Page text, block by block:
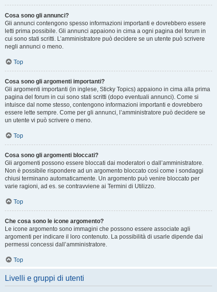
Cosa sono gli annunci?
Gli annunci contengono spesso informazioni importanti e dovrebbero essere
letti prima possibile. Gli annunci appaiono in cima a ogni pagina del forum in
cui sono stati scritti. L’amministratore può decidere se un utente può scrivere
negli annunci o meno.
Top
Cosa sono gli argomenti importanti?
Gli argomenti importanti (in inglese, Sticky Topics) appaiono in cima alla prima
pagina del forum in cui sono stati scritti (dopo eventuali annunci). Come si
intuisce dal nome stesso, contengono informazioni importanti e dovrebbero
essere lette sempre. Come per gli annunci, l’amministratore può decidere se
un utente vi può scrivere o meno.
Top
Cosa sono gli argomenti bloccati?
Gli argomenti possono essere bloccati dai moderatori o dall’amministratore.
Non è possibile rispondere ad un argomento bloccato così come i sondaggi
chiusi terminano automaticamente. Un argomento può venire bloccato per
varie ragioni, ad es. se contravviene ai Termini di Utilizzo.
Top
Che cosa sono le icone argomento?
Le icone argomento sono immagini che possono essere associate agli
argomenti per indicare il loro contenuto. La possibilità di usarle dipende dai
permessi concessi dall’amministratore.
Top
Livelli e gruppi di utenti